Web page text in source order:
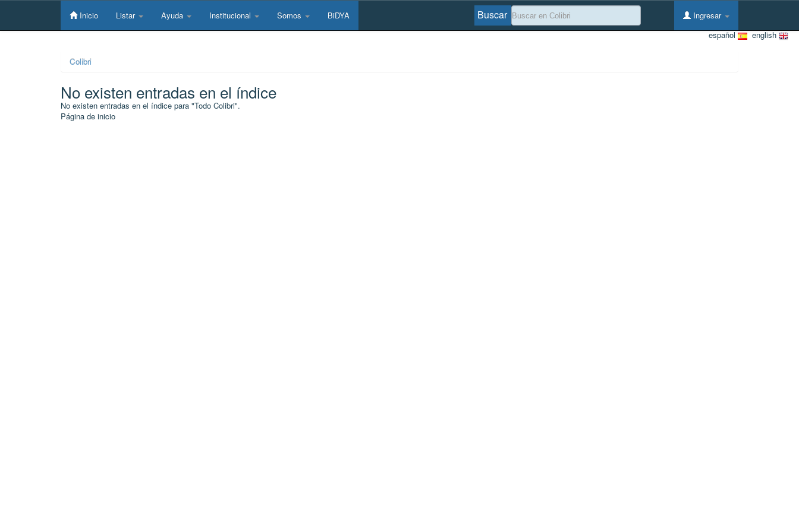
Skip
Inicio Listar Ayuda Institucional Somos BiDYA Ingresar
Buscar
english
español
Colibri
No existen entradas en el índice
No existen entradas en el índice para "Todo Colibri".
Página de inicio